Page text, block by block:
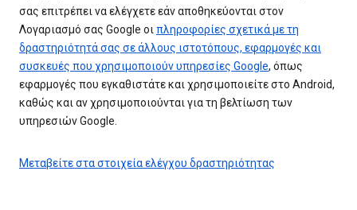
σας επιτρέπει να ελέγχετε εάν αποθηκεύονται στον
Λογαριασμό σας Google οι πληροφορίες σχετικά με τη
δραστηριότητά σας σε άλλους ιστοτόπους, εφαρμογές και
συσκευές που χρησιμοποιούν υπηρεσίες Google, όπως
εφαρμογές που εγκαθιστάτε και χρησιμοποιείτε στο Android,
καθώς και αν χρησιμοποιούνται για τη βελτίωση των
υπηρεσιών Google.
Μεταβείτε στα στοιχεία ελέγχου δραστηριότητας